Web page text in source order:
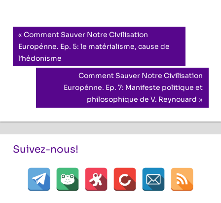
Navigation
de
Previous
Post:
Comment Sauver Notre Civilisation
Europénne. Ep. 5: le matérialisme, cause de
l’hédonisme
Next
Post:
Comment Sauver Notre Civilisation
Europénne. Ep. 7: Manifeste politique et
philosophique de V. Reynouard
Suivez-nous!